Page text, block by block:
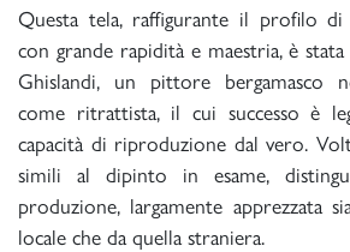
Questa tela, raffigurante il profilo
con grande rapidità e maestria, è
Ghislandi, un pittore bergamasco
come ritrattista, il cui successo è
capacità di riproduzione dal vero.
simili al dipinto in esame,
produzione, largamente apprezzata
locale che da quella straniera.